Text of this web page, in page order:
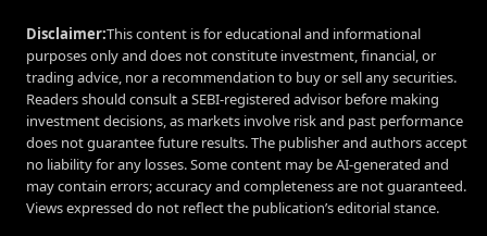
Disclaimer:This content is for educational and informational
purposes only and does not constitute investment, financial, or
trading advice, nor a recommendation to buy or sell any securities.
Readers should consult a SEBI-registered advisor before making
investment decisions, as markets involve risk and past performance
does not guarantee future results. The publisher and authors accept
no liability for any losses. Some content may be AI-generated and
may contain errors; accuracy and completeness are not guaranteed.
Views expressed do not reflect the publication’s editorial stance.